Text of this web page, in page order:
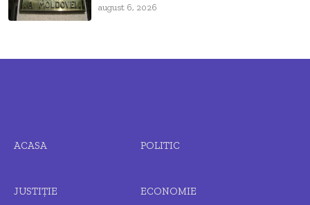
august 6, 2026
ACASA POLITIC
JUSTIȚIE ECONOMIE